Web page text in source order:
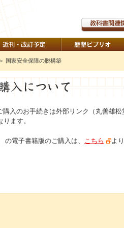
＞ 国家安全保障の脱構築
購入のお手続きは外部リンク（丸善雄松
ります。
の電子書籍版のご購入は、 こちら よ